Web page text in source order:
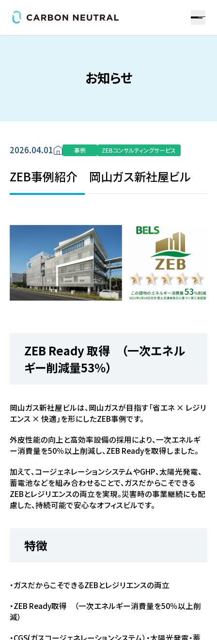
お知らせ
2026.04.01 事例 ZEBコンサルティングサービス
ZEB事例紹介 岡山ガス新社屋ビル
ZEB Ready 取得 （一次エネル
ギー削減量53％）
岡山ガス新社屋ビルは、岡山ガスが目指す「省エネ × レジリ
エンス × 快適」を形にしたZEB事例です。
外皮性能の向上と高効率設備の採用により、一次エネルギ
ー消費量を50％以上削減し、ZEB Readyを取得しました。
加えて、コージェネレーションシステムやGHP、太陽光発電、
蓄電池などを組み合わせることで、ガスだからこそできる
ZEBとレジリエンスの両立を実現。災害時の事業継続にも配
慮した、持続可能で安心なオフィスビルです。
特徴
・ガスだからこそできるZEBとレジリエンスの両立
・ZEB Ready取得 （一次エネルギー消費量を50％以上削
減）
・CGS(ガスコージェネレーションシステム）・太陽光発電・蓄